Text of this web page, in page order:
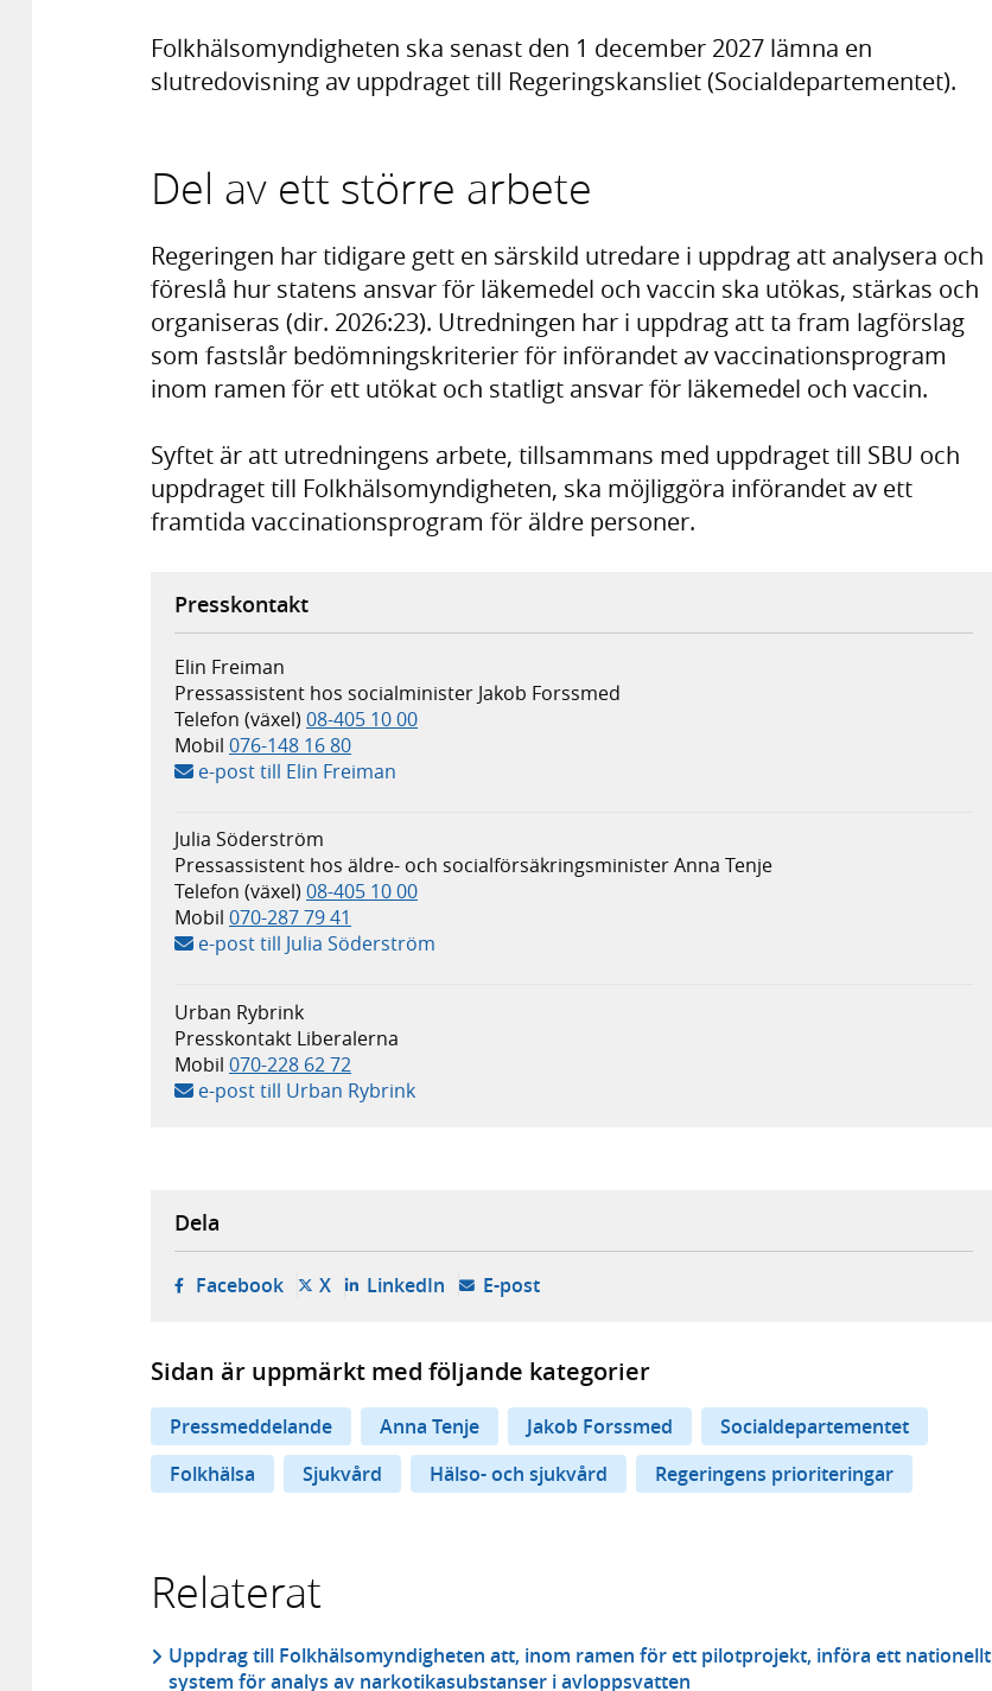
Folkhälsomyndigheten ska senast den 1 december 2027 lämna en
slutredovisning av uppdraget till Regeringskansliet (Socialdepartementet).
Del av ett större arbete
Regeringen har tidigare gett en särskild utredare i uppdrag att analysera och
föreslå hur statens ansvar för läkemedel och vaccin ska utökas, stärkas och
organiseras (dir. 2026:23). Utredningen har i uppdrag att ta fram lagförslag
som fastslår bedömningskriterier för införandet av vaccinationsprogram
inom ramen för ett utökat och statligt ansvar för läkemedel och vaccin.
Syftet är att utredningens arbete, tillsammans med uppdraget till SBU och
uppdraget till Folkhälsomyndigheten, ska möjliggöra införandet av ett
framtida vaccinationsprogram för äldre personer.
Presskontakt
Elin Freiman
Pressassistent hos socialminister Jakob Forssmed
Telefon (växel) 08-405 10 00
Mobil 076-148 16 80
e-post till Elin Freiman
Julia Söderström
Pressassistent hos äldre- och socialförsäkringsminister Anna Tenje
Telefon (växel) 08-405 10 00
Mobil 070-287 79 41
e-post till Julia Söderström
Urban Rybrink
Presskontakt Liberalerna
Mobil 070-228 62 72
e-post till Urban Rybrink
Dela
Facebook- öppnas i ny flik, extern webbplats,
X- öppnas i ny flik, extern webbplats,
LinkedIn- öppnas i ny flik, extern webbplats,
E-post- öppnar din e-postklient,
Sidan är uppmärkt med följande kategorier
Pressmeddelande Anna Tenje Jakob Forssmed
Socialdepartementet
Folkhälsa
Sjukvård Hälso- och sjukvård Regeringens prioriteringar
Relaterat
Uppdrag till Folkhälsomyndigheten att, inom ramen för ett pilotprojekt, införa ett nationellt
system för analys av narkotikasubstanser i avloppsvatten